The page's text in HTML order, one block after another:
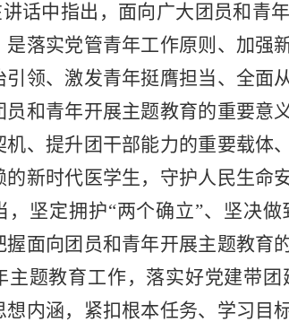
话中指出，面向广大团员和青
是落实党管青年工作原则、加强
引领、激发青年挺膺担当、全面
员和青年开展主题教育的重要意
机、提升团干部能力的重要载体
的新时代医学生，守护人民生命
，坚定拥护“两个确立”、坚决
握面向团员和青年开展主题教育
主题教育工作，落实好党建带
想内涵，紧扣根本任务、学习目